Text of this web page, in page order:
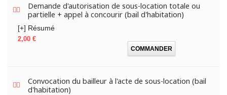
Demande d'autorisation de sous-location totale ou
partielle + appel à concourir (bail d'habitation)
[+] Résumé
Prix
2,00 €
COMMANDER
Convocation du bailleur à l'acte de sous-location (bail
d'habitation)